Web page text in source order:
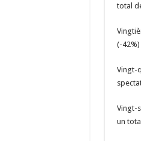
total
(-
Vingt-
Vingt-
un